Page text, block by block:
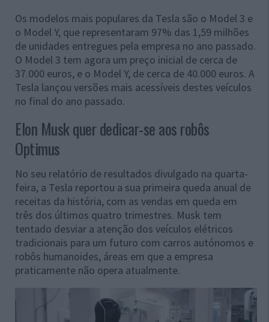
Os modelos mais populares da Tesla são o Model 3 e
o Model Y, que representaram 97% das 1,59 milhões
de unidades entregues pela empresa no ano passado.
O Model 3 tem agora um preço inicial de cerca de
37.000 euros, e o Model Y, de cerca de 40.000 euros. A
Tesla lançou versões mais acessíveis destes veículos
no final do ano passado.
Elon Musk quer dedicar-se aos robôs
Optimus
No seu relatório de resultados divulgado na quarta-
feira, a Tesla reportou a sua primeira queda anual de
receitas da história, com as vendas em queda em
três dos últimos quatro trimestres. Musk tem
tentado desviar a atenção dos veículos elétricos
tradicionais para um futuro com carros autónomos e
robôs humanoides, áreas em que a empresa
praticamente não opera atualmente.